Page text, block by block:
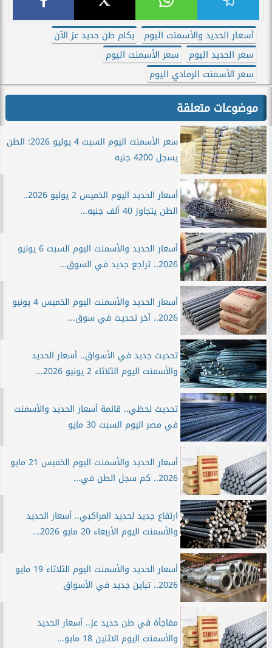
أسعار الحديد والأسمنت اليوم
بكام طن حديد عز الآن
سعر الحديد اليوم
سعر الأسمنت اليوم
سعر الأسمنت الرمادي اليوم
موضوعات متعلقة
سعر الأسمنت اليوم السبت 4 يوليو 2026: الطن
يسجل 4200 جنيه
أسعار الحديد اليوم الخميس 2 يوليو 2026..
الطن يتجاوز 40 ألف جنيه...
أسعار الحديد والأسمنت اليوم السبت 6 يونيو
2026.. تراجع جديد في السوق...
أسعار الحديد والأسمنت اليوم الخميس 4 يونيو
2026.. آخر تحديث في سوق...
تحديث جديد في الأسواق.. أسعار الحديد
والأسمنت اليوم الثلاثاء 2 يونيو 2026...
تحديث لحظي.. قائمة أسعار الحديد والأسمنت
في مصر اليوم السبت 30 مايو
أسعار الحديد والأسمنت اليوم الخميس 21 مايو
2026.. كم سجل الطن في...
ارتفاع جديد لحديد المراكبي.. أسعار الحديد
والأسمنت اليوم الأربعاء 20 مايو 2026...
أسعار الحديد والأسمنت اليوم الثلاثاء 19 مايو
2026.. تباين جديد في الأسواق
مفاجأة في طن حديد عز.. أسعار الحديد
والأسمنت اليوم الاثنين 18 مايو...